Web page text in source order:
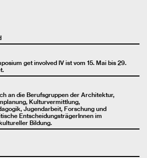
get involved IV ist vom 15. Mai bis 29.
an die Berufsgruppen der Architektur,
Kulturvermittlung,
Jugendarbeit, Forschung und
EntscheidungsträgerInnen im
Bildung.